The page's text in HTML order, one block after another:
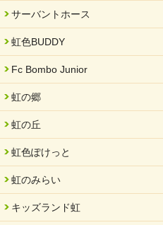
2024/09/10
2024/08/26
2024/08/01
夏休み学習支援・可茂自悠学舎
2024/07/03
中部学院大学「現代福祉マネジ
2024/04/17
SDGs発表会・研修会
2024/04/05
サーバントホース
虹色BUDDY
Fc Bombo Junior
虹の郷
虹の丘
虹色ぽけっと
虹のみらい
キッズランド虹